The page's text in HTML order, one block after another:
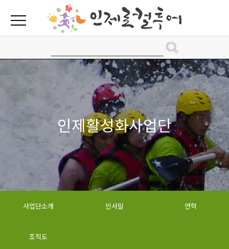
인제활성화사업단
사업단소개 인사말 연혁
조직도